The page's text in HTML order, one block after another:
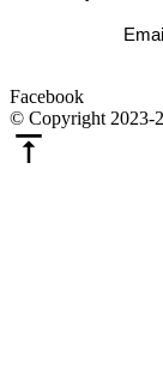
Facebook
© Copyright 2023-